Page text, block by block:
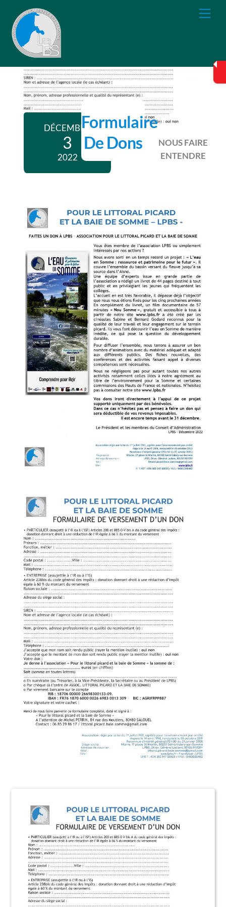
content
DÉCEMBRE
3
2022
Formulaire
De Dons
NOUS FAIRE
ENTENDRE